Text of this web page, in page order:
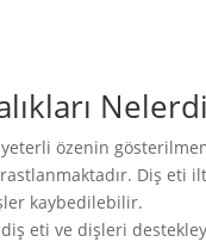
yeterli özenin
rastlanmaktadır. Diş
kaybedilebilir.
diş eti ve dişleri